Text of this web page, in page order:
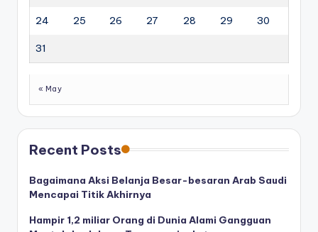
24 25 26 27 28 29 30
31
« May
Recent Posts
Bagaimana Aksi Belanja Besar-besaran Arab Saudi
Mencapai Titik Akhirnya
Hampir 1,2 miliar Orang di Dunia Alami Gangguan